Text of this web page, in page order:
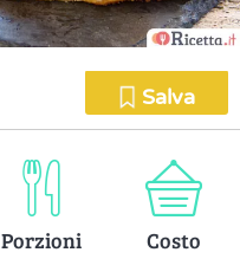
Salva
Porzioni Costo